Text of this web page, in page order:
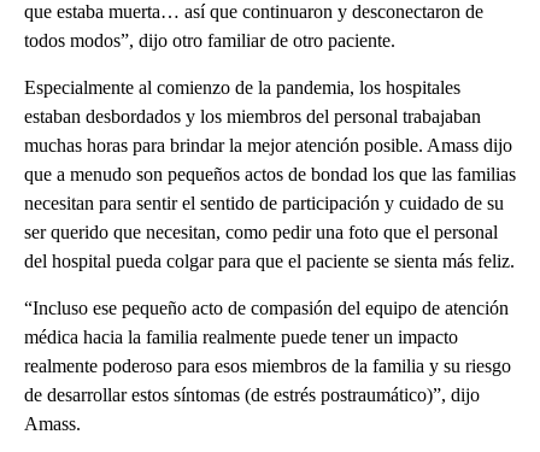
que estaba muerta… así que continuaron y desconectaron de
todos modos”, dijo otro familiar de otro paciente.
Especialmente al comienzo de la pandemia, los hospitales
estaban desbordados y los miembros del personal trabajaban
muchas horas para brindar la mejor atención posible. Amass dijo
que a menudo son pequeños actos de bondad los que las familias
necesitan para sentir el sentido de participación y cuidado de su
ser querido que necesitan, como pedir una foto que el personal
del hospital pueda colgar para que el paciente se sienta más feliz.
“Incluso ese pequeño acto de compasión del equipo de atención
médica hacia la familia realmente puede tener un impacto
realmente poderoso para esos miembros de la familia y su riesgo
de desarrollar estos síntomas (de estrés postraumático)”, dijo
Amass.